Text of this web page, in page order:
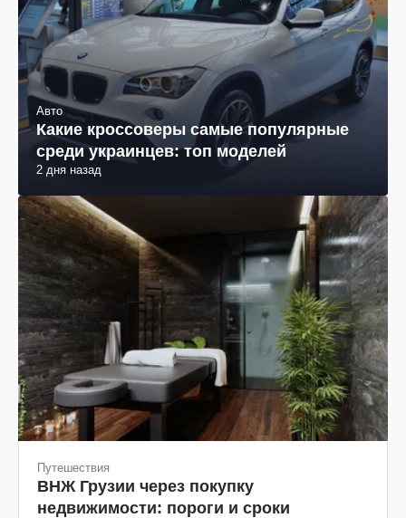
Авто
Какие кроссоверы самые популярные
среди украинцев: топ моделей
2 дня назад
Путешествия
ВНЖ Грузии через покупку
недвижимости: пороги и сроки